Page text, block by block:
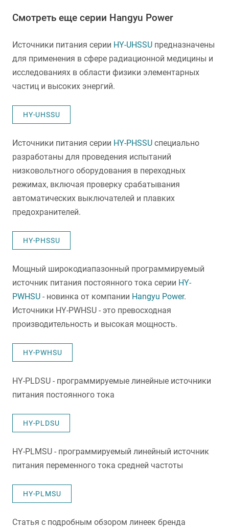
Смотреть еще серии Hangyu Power
Источники питания серии HY-UHSSU предназначены
для применения в сфере радиационной медицины и
исследованиях в области физики элементарных
частиц и высоких энергий.
HY-UHSSU
Источники питания серии HY-PHSSU специально
разработаны для проведения испытаний
низковольтного оборудования в переходных
режимах, включая проверку срабатывания
автоматических выключателей и плавких
предохранителей.
HY-PHSSU
Мощный широкодиапазонный программируемый
источник питания постоянного тока серии HY-
PWHSU - новинка от компании Hangyu Power.
Источники HY-PWHSU - это превосходная
производительность и высокая мощность.
HY-PWHSU
HY-PLDSU - программируемые линейные источники
питания постоянного тока
HY-PLDSU
HY-PLMSU - программируемый линейный источник
питания переменного тока средней частоты
HY-PLMSU
Статья с подробным обзором линеек бренда